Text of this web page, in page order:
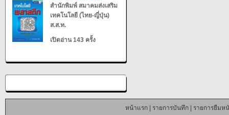
สำนักพิมพ์ สมาคมส่งเสริม
เทคโนโลยี (ไทย-ญี่ปุ่น)
ส.ส.ท.
เปิดอ่าน 143 ครั้ง
หน้าแรก| รายการบันทึก| รายการยืมห